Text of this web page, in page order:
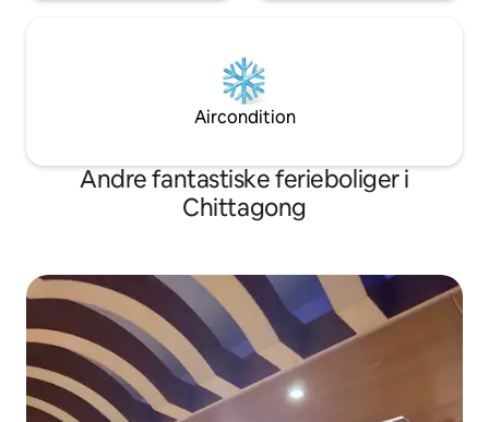
Aircondition
Andre fantastiske ferieboliger i
Chittagong